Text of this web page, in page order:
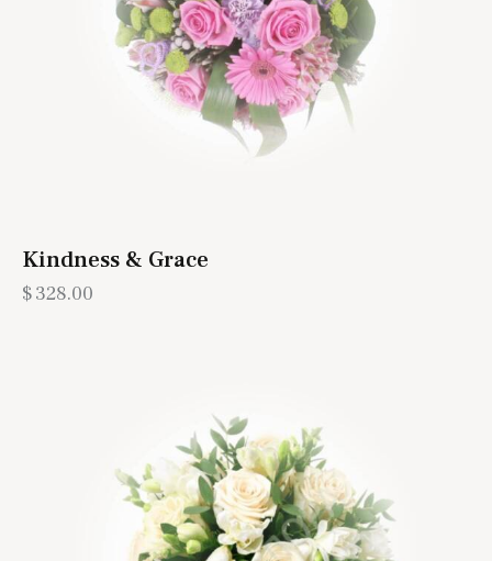
Kindness & Grace
$328.00